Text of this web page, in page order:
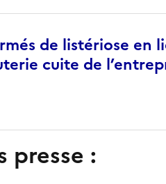
de listériose en
cuite de
presse :